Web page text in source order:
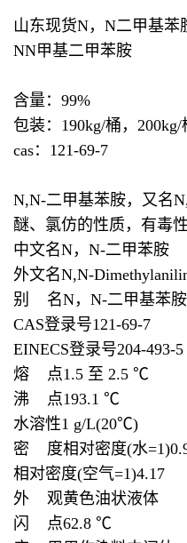
山东现货N，N二甲基苯
NN甲基二甲苯胺
含量：99%
包装：190kg/桶，200kg/
cas：121-69-7
N,N-二甲基苯胺，又名
醚、氯仿的性质，有毒
中文名N，N-二甲苯胺
外文名N,N-
别 名N，N-二甲基苯胺
CAS登录号121-69-7
EINECS登录号204-493-5
熔 点1.5 至 2.5 ℃
沸 点193.1 ℃
水溶性1 g/L(20℃)
密 度相对密度(水
相对密度(空气=1)4.17
外 观黄色油状液体
闪 点62.8 ℃